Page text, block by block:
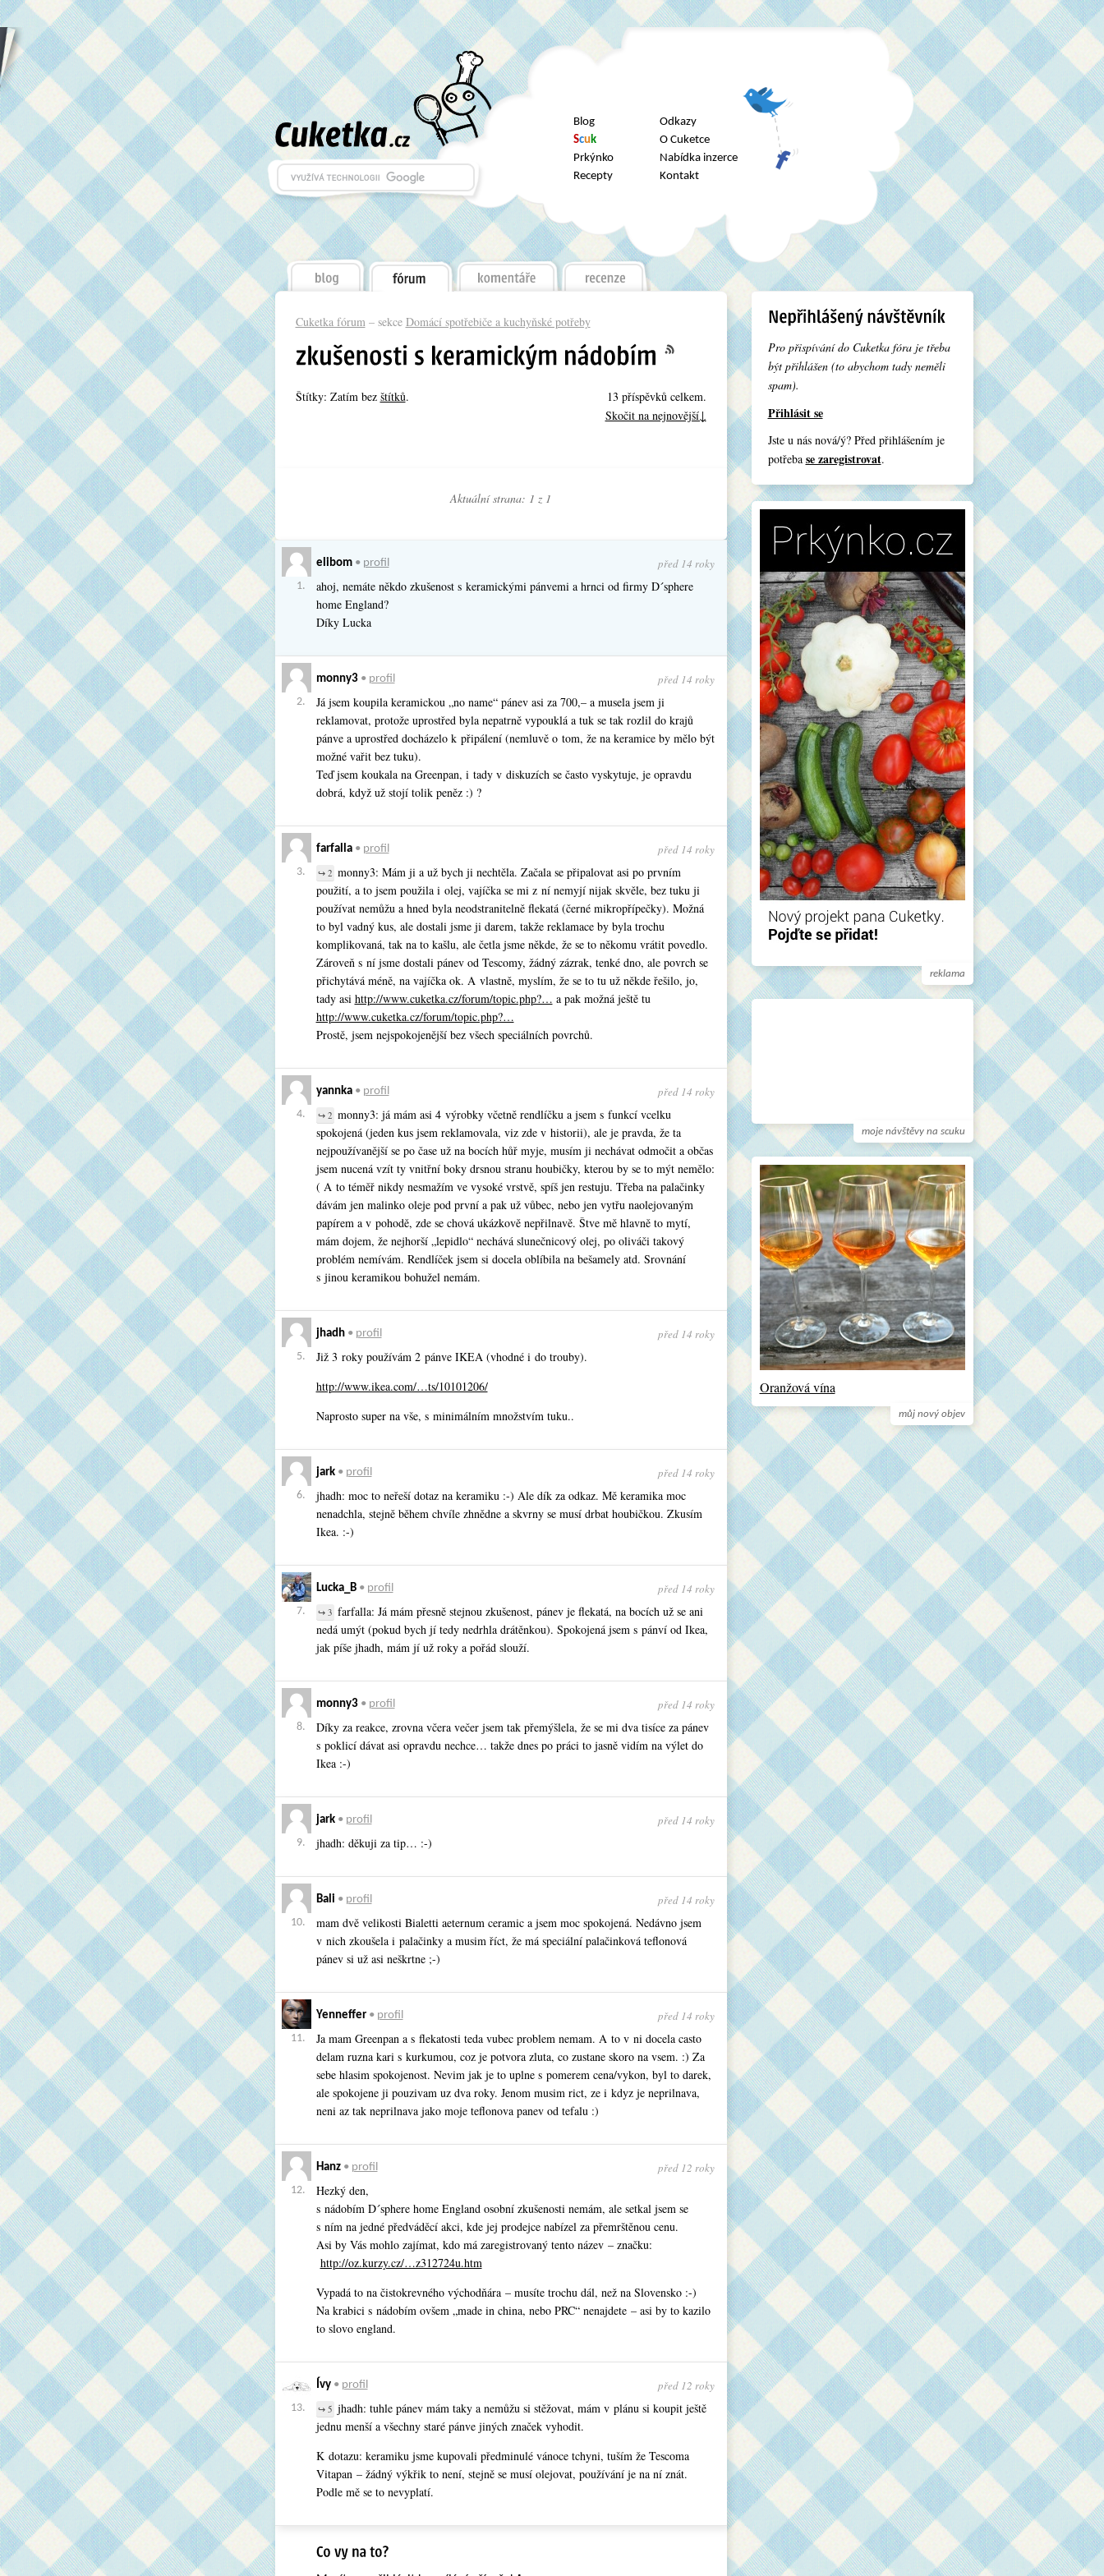
Blog
Scuk
Prkýnko
Recepty
Odkazy
O Cuketce
Nabídka inzerce
Kontakt
Cuketka fórum– sekce Domácí spotřebiče a kuchyňské potřeby
Štítky: Zatím bez štítků.
13 příspěvků celkem.
Skočit na nejnovější↓
Aktuální strana: 1 z 1
1.
elibom• profil před 14 roky
ahoj, nemáte někdo zkušenost s keramickými pánvemi a hrnci od firmy D´sphere
home England?
Díky Lucka
2.
monny3• profil před 14 roky
Já jsem koupila keramickou „no name“ pánev asi za 700,– a musela jsem ji
reklamovat, protože uprostřed byla nepatrně vypouklá a tuk se tak rozlil do krajů
pánve a uprostřed docházelo k připálení (nemluvě o tom, že na keramice by mělo být
možné vařit bez tuku).
Teď jsem koukala na Greenpan, i tady v diskuzích se často vyskytuje, je opravdu
dobrá, když už stojí tolik peněz :) ?
3.
farfalla• profil před 14 roky
↪ 2 monny3: Mám ji a už bych ji nechtěla. Začala se připalovat asi po prvním
použití, a to jsem použila i olej, vajíčka se mi z ní nemyjí nijak skvěle, bez tuku ji
používat nemůžu a hned byla neodstranitelně flekatá (černé mikropřípečky). Možná
to byl vadný kus, ale dostali jsme ji darem, takže reklamace by byla trochu
komplikovaná, tak na to kašlu, ale četla jsme někde, že se to někomu vrátit povedlo.
Zároveň s ní jsme dostali pánev od Tescomy, žádný zázrak, tenké dno, ale povrch se
přichytává méně, na vajíčka ok. A vlastně, myslím, že se to tu už někde řešilo, jo,
tady asi http://www.cuketka.cz/forum/topic.php?… a pak možná ještě tu
http://www.cuketka.cz/forum/topic.php?…
Prostě, jsem nejspokojenější bez všech speciálních povrchů.
4.
yannka• profil před 14 roky
↪ 2 monny3: já mám asi 4 výrobky včetně rendlíčku a jsem s funkcí vcelku
spokojená (jeden kus jsem reklamovala, viz zde v historii), ale je pravda, že ta
nejpoužívanější se po čase už na bocích hůř myje, musím ji nechávat odmočit a občas
jsem nucená vzít ty vnitřní boky drsnou stranu houbičky, kterou by se to mýt nemělo:
( A to téměř nikdy nesmažím ve vysoké vrstvě, spíš jen restuju. Třeba na palačinky
dávám jen malinko oleje pod první a pak už vůbec, nebo jen vytřu naolejovaným
papírem a v pohodě, zde se chová ukázkově nepřilnavě. Štve mě hlavně to mytí,
mám dojem, že nejhorší „lepidlo“ nechává slunečnicový olej, po oliváči takový
problém nemívám. Rendlíček jsem si docela oblíbila na bešamely atd. Srovnání
s jinou keramikou bohužel nemám.
5.
jhadh• profil před 14 roky
Již 3 roky používám 2 pánve IKEA (vhodné i do trouby).
http://www.ikea.com/…ts/10101206/
Naprosto super na vše, s minimálním množstvím tuku..
6.
jark• profil před 14 roky
jhadh: moc to neřeší dotaz na keramiku :-) Ale dík za odkaz. Mě keramika moc
nenadchla, stejně během chvíle zhnědne a skvrny se musí drbat houbičkou. Zkusím
Ikea. :-)
7.
Lucka_B• profil před 14 roky
↪ 3 farfalla: Já mám přesně stejnou zkušenost, pánev je flekatá, na bocích už se ani
nedá umýt (pokud bych jí tedy nedrhla drátěnkou). Spokojená jsem s pánví od Ikea,
jak píše jhadh, mám jí už roky a pořád slouží.
8.
monny3• profil před 14 roky
Díky za reakce, zrovna včera večer jsem tak přemýšlela, že se mi dva tisíce za pánev
s poklicí dávat asi opravdu nechce… takže dnes po práci to jasně vidím na výlet do
Ikea :-)
9.
jark• profil před 14 roky
jhadh: děkuji za tip… :-)
10.
Bali • profil před 14 roky
mam dvě velikosti Bialetti aeternum ceramic a jsem moc spokojená. Nedávno jsem
v nich zkoušela i palačinky a musim říct, že má speciální palačinková teflonová
pánev si už asi neškrtne ;-)
11.
Yenneffer• profil před 14 roky
Ja mam Greenpan a s flekatosti teda vubec problem nemam. A to v ni docela casto
delam ruzna kari s kurkumou, coz je potvora zluta, co zustane skoro na vsem. :) Za
sebe hlasim spokojenost. Nevim jak je to uplne s pomerem cena/vykon, byl to darek,
ale spokojene ji pouzivam uz dva roky. Jenom musim rict, ze i kdyz je neprilnava,
neni az tak neprilnava jako moje teflonova panev od tefalu :)
12.
Hanz• profil před 12 roky
Hezký den,
s nádobím D´sphere home England osobní zkušenosti nemám, ale setkal jsem se
s ním na jedné předváděcí akci, kde jej prodejce nabízel za přemrštěnou cenu.
Asi by Vás mohlo zajímat, kdo má zaregistrovaný tento název – značku:
http://oz.kurzy.cz/…z312724u.htm
Vypadá to na čistokrevného východňára – musíte trochu dál, než na Slovensko :-)
Na krabici s nádobím ovšem „made in china, nebo PRC“ nenajdete – asi by to kazilo
to slovo england.
13.
Ívy• profil před 12 roky
↪ 5 jhadh: tuhle pánev mám taky a nemůžu si stěžovat, mám v plánu si koupit ještě
jednu menší a všechny staré pánve jiných značek vyhodit.
K dotazu: keramiku jsme kupovali předminulé vánoce tchyni, tuším že Tescoma
Vitapan – žádný výkřik to není, stejně se musí olejovat, používání je na ní znát.
Podle mě se to nevyplatí.
Pro přispívání do Cuketka fóra je třeba
být přihlášen (to abychom tady neměli
spam).
Přihlásit se
Jste u nás nová/ý? Před přihlášením je
potřeba se zaregistrovat.
reklama
moje návštěvy na scuku
můj nový objev
Oranžová vína